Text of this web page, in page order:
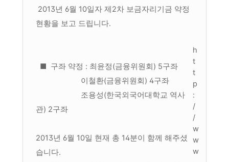
2013년 6월 10일자 제2차 보금자리기금 약정
현황을 보고 드립니다.
h
t
t
p
:
/
/
w
w
w
■ 구좌 약정 : 최윤정(금융위원회) 5구좌
이철환(금융위원회) 4구좌
조용성(한국외국어대학교 역사
관) 2구좌
2013년 6월 10일 현재 총 14분이 함께 해주셨
습니다.